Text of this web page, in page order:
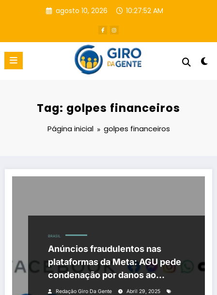
agosto 10, 2026 10:27:53 AM
Tag: golpes financeiros
Página inicial golpes financeiros
BRASIL
Anúncios fraudulentos nas
plataformas da Meta: AGU pede
condenação por danos ao
governo
Redação Giro Da Gente
Abril 29, 2025